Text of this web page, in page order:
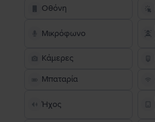
Οθόνη
Μικρόφωνο
Κάμερες
Μπαταρία
Ήχος